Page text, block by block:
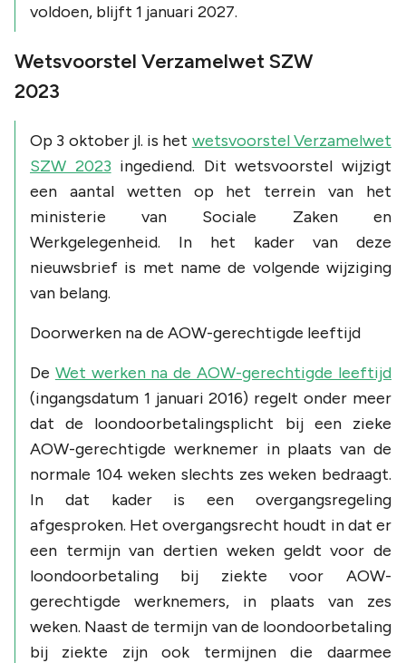
voldoen, blijft 1 januari 2027.
Wetsvoorstel Verzamelwet SZW
2023
Op 3 oktober jl. is het wetsvoorstel Verzamelwet
SZW 2023 ingediend. Dit wetsvoorstel wijzigt
een aantal wetten op het terrein van het
ministerie van Sociale Zaken en
Werkgelegenheid. In het kader van deze
nieuwsbrief is met name de volgende wijziging
van belang.
Doorwerken na de AOW-gerechtigde leeftijd
De Wet werken na de AOW-gerechtigde leeftijd
(ingangsdatum 1 januari 2016) regelt onder meer
dat de loondoorbetalingsplicht bij een zieke
AOW-gerechtigde werknemer in plaats van de
normale 104 weken slechts zes weken bedraagt.
In dat kader is een overgangsregeling
afgesproken. Het overgangsrecht houdt in dat er
een termijn van dertien weken geldt voor de
loondoorbetaling bij ziekte voor AOW-
gerechtigde werknemers, in plaats van zes
weken. Naast de termijn van de loondoorbetaling
bij ziekte zijn ook termijnen die daarmee